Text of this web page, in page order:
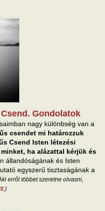
Gondolatok
nagy különbség van a
csendet mi határozzuk
Csend Isten létezési
ha alázattal kérjük és
állandóságának és Isten
egyszerű tisztaságának a
erről többet szeretne olvasni,
)